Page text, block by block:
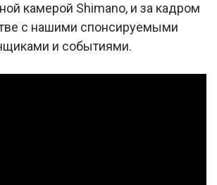
камерой Shimano, и за кадром
с нашими спонсируемыми
и событиями.